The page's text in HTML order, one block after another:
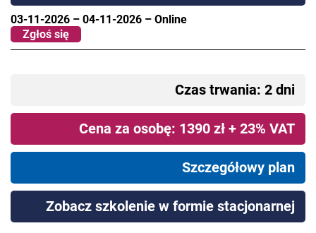
03-11-2026 – 04-11-2026 – Online
Zgłoś się
Czas trwania: 2 dni
Cena za osobę: 1390 zł + 23% VAT
Szczegółowy plan
Zobacz szkolenie w formie stacjonarnej